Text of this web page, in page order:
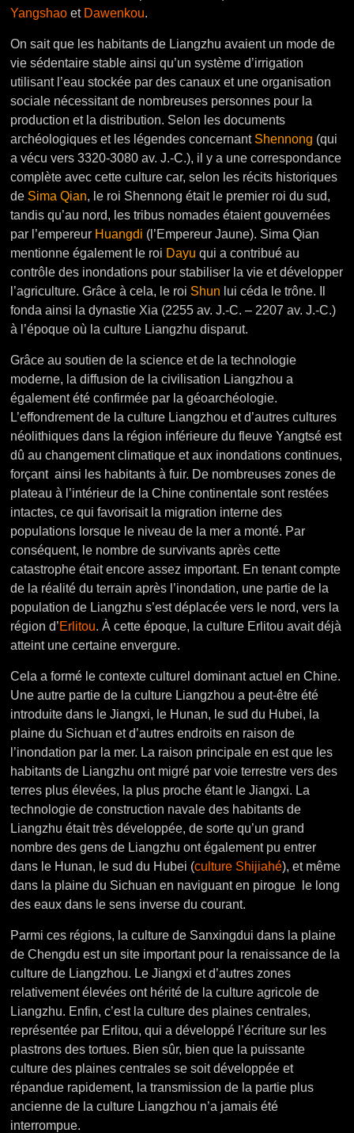
Yangshao et Dawenkou.
On sait que les habitants de Liangzhu avaient un mode de
vie sédentaire stable ainsi qu’un système d’irrigation
utilisant l’eau stockée par des canaux et une organisation
sociale nécessitant de nombreuses personnes pour la
production et la distribution. Selon les documents
archéologiques et les légendes concernant Shennong (qui
a vécu vers 3320-3080 av. J.-C.), il y a une correspondance
complète avec cette culture car, selon les récits historiques
de Sima Qian, le roi Shennong était le premier roi du sud,
tandis qu’au nord, les tribus nomades étaient gouvernées
par l’empereur Huangdi (l’Empereur Jaune). Sima Qian
mentionne également le roi Dayu qui a contribué au
contrôle des inondations pour stabiliser la vie et développer
l’agriculture. Grâce à cela, le roi Shun lui céda le trône. Il
fonda ainsi la dynastie Xia (2255 av. J.-C. – 2207 av. J.-C.)
à l’époque où la culture Liangzhu disparut.
Grâce au soutien de la science et de la technologie
moderne, la diffusion de la civilisation Liangzhou a
également été confirmée par la géoarchéologie.
L’effondrement de la culture Liangzhou et d’autres cultures
néolithiques dans la région inférieure du fleuve Yangtsé est
dû au changement climatique et aux inondations continues,
forçant ainsi les habitants à fuir. De nombreuses zones de
plateau à l’intérieur de la Chine continentale sont restées
intactes, ce qui favorisait la migration interne des
populations lorsque le niveau de la mer a monté. Par
conséquent, le nombre de survivants après cette
catastrophe était encore assez important. En tenant compte
de la réalité du terrain après l’inondation, une partie de la
population de Liangzhu s’est déplacée vers le nord, vers la
région d’Erlitou. À cette époque, la culture Erlitou avait déjà
atteint une certaine envergure.
Cela a formé le contexte culturel dominant actuel en Chine.
Une autre partie de la culture Liangzhou a peut-être été
introduite dans le Jiangxi, le Hunan, le sud du Hubei, la
plaine du Sichuan et d’autres endroits en raison de
l’inondation par la mer. La raison principale en est que les
habitants de Liangzhu ont migré par voie terrestre vers des
terres plus élevées, la plus proche étant le Jiangxi. La
technologie de construction navale des habitants de
Liangzhu était très développée, de sorte qu’un grand
nombre des gens de Liangzhu ont également pu entrer
dans le Hunan, le sud du Hubei (culture Shijiahé), et même
dans la plaine du Sichuan en naviguant en pirogue le long
des eaux dans le sens inverse du courant.
Parmi ces régions, la culture de Sanxingdui dans la plaine
de Chengdu est un site important pour la renaissance de la
culture de Liangzhou. Le Jiangxi et d’autres zones
relativement élevées ont hérité de la culture agricole de
Liangzhu. Enfin, c’est la culture des plaines centrales,
représentée par Erlitou, qui a développé l’écriture sur les
plastrons des tortues. Bien sûr, bien que la puissante
culture des plaines centrales se soit développée et
répandue rapidement, la transmission de la partie plus
ancienne de la culture Liangzhou n’a jamais été
interrompue.